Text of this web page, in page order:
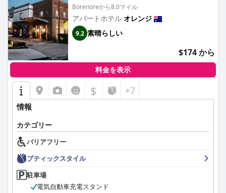
Borenoreから8.0マイル
アパートホテルオレンジ
9.2 素晴らしい
$174 から
料金を表示
$ +7
情報
カテゴリー
バリアフリー
ブティックスタイル
駐車場
電気自動車充電スタンド